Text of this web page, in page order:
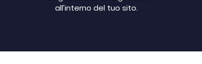
all’interno del tuo sito.